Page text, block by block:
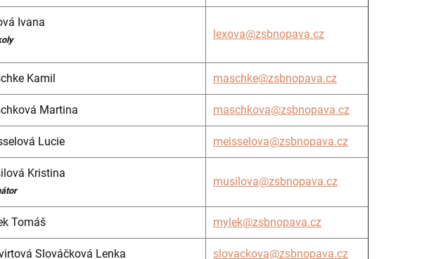
Ivana
lexova@zsbnopava.cz
Kamil maschke@zsbnopava.cz
Martina maschkova@zsbnopava.cz
Lucie meisselova@zsbnopava.cz
Kristina
musilova@zsbnopava.cz
Tomáš mylek@zsbnopava.cz
Slováčková Lenka slovackova@zsbnopava.cz